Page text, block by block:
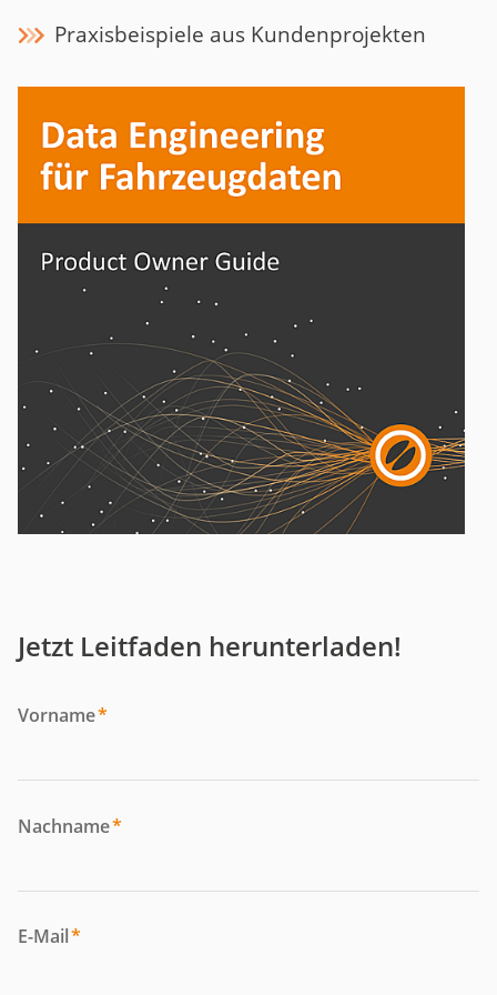
Praxisbeispiele aus Kundenprojekten
Jetzt Leitfaden herunterladen!
Vorname*
Nachname*
E-Mail*